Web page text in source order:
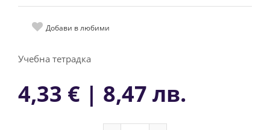
Добави в любими
Учебна тетрадка
4,33 € | 8,47 лв.